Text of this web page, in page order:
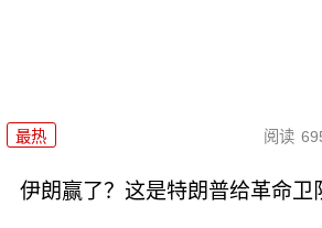
最热 阅读
伊朗赢了？这是特朗普给革命卫